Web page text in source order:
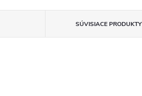
SÚVISIACE PRODUKTY